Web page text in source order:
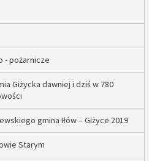
- pożarnicze
Giżycka dawniej i dziś w 780
gmina Iłów – Giżyce 2019
Starym